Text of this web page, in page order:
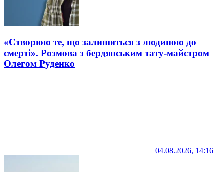
«Створюю те, що залишиться з людиною до
смерті». Розмова з бердянським тату-майстром
Олегом Руденко
04.08.2026, 14:16